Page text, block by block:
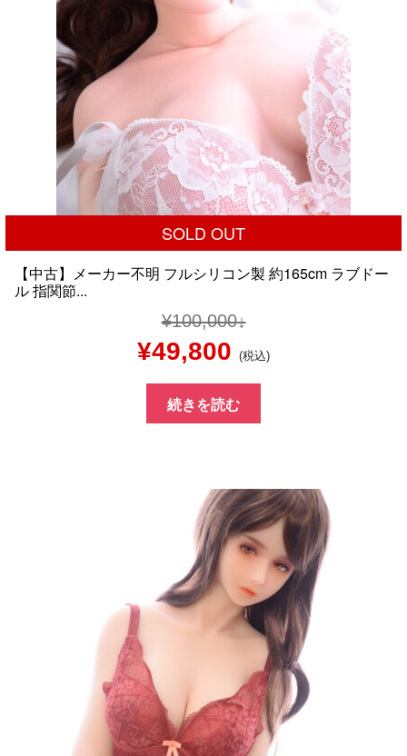
SOLD OUT
【中古】メーカー不明 フルシリコン製 約165cm ラブドー
ル 指関節...
¥100,000
元
の
価
¥100,000
し
た。
¥49,800 現
在
の
格
は
¥49,800
で
す。
(税込)
続きを読む